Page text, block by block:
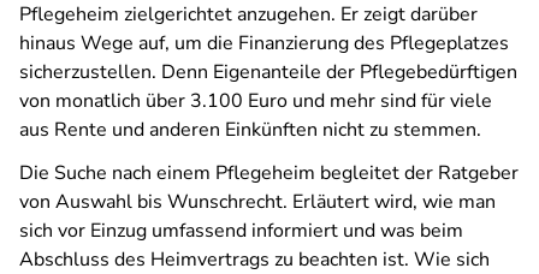
Pflegeheim zielgerichtet anzugehen. Er zeigt darüber
hinaus Wege auf, um die Finanzierung des Pflegeplatzes
sicherzustellen. Denn Eigenanteile der Pflegebedürftigen
von monatlich über 3.100 Euro und mehr sind für viele
aus Rente und anderen Einkünften nicht zu stemmen.
Die Suche nach einem Pflegeheim begleitet der Ratgeber
von Auswahl bis Wunschrecht. Erläutert wird, wie man
sich vor Einzug umfassend informiert und was beim
Abschluss des Heimvertrags zu beachten ist. Wie sich